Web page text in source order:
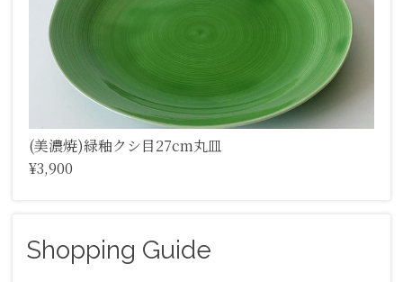
(美濃焼)緑釉クシ目27cm丸皿
¥3,900
Shopping Guide